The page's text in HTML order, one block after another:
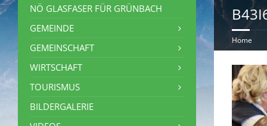
Home
NÖ GLASFASER FÜR GRÜNBACH
GEMEINDE
GEMEINSCHAFT
WIRTSCHAFT
TOURISMUS
BILDERGALERIE